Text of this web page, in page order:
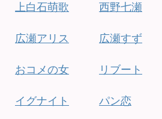
上白石萌歌
広瀬アリス
おコメの女
イグナイト
西野七瀬
広瀬すず
リブート
パン恋